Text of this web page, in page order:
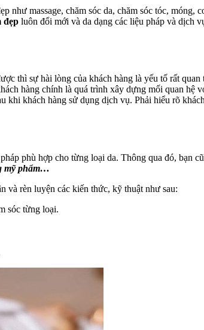
như massage, chăm sóc da, chăm sóc tóc,
đẹp luôn đổi mới và da dạng các liệu pháp và dịch
thì sự hài lòng của khách hàng là yếu tố rất
hàng chính là quá trình xây dựng mối quan hệ
khi khách hàng sử dụng dịch vụ. Phải hiểu rõ
phù hợp cho từng loại da. Thông qua đó, bạn
mỹ phẩm…
và rèn luyện các kiến thức, kỹ thuật như sau:
sóc từng loại.